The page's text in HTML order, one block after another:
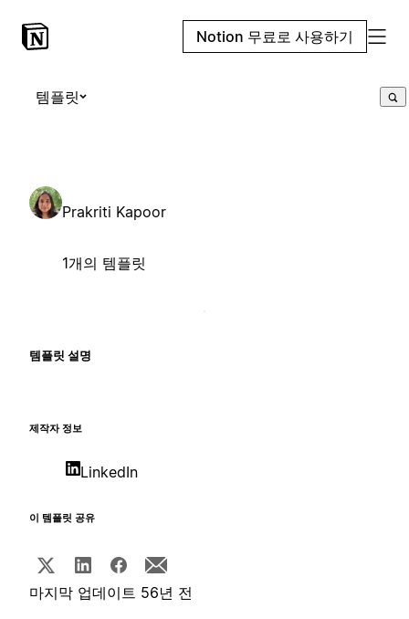
Notion 무료로 사용하기
템플릿
Prakriti Kapoor
1개의 템플릿
템플릿 설명
제작자 정보
LinkedIn
이 템플릿 공유
마지막 업데이트 56년 전